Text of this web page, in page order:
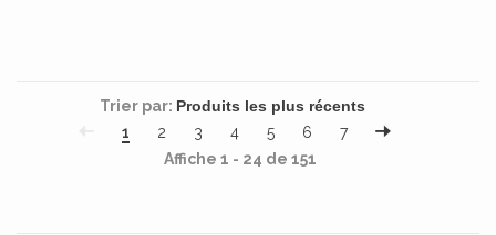
Trier par:
1
2 3 4 5 6
7
Affiche 1 - 24 de 151